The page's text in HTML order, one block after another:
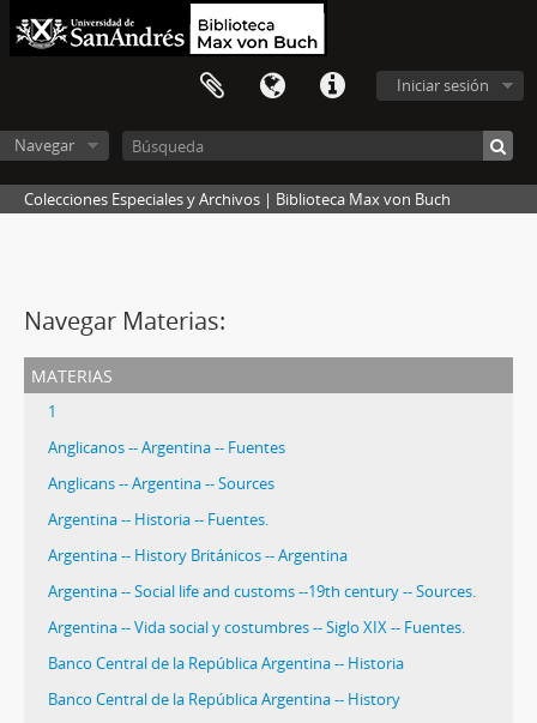
Iniciar sesión
Navegar
Colecciones Especiales y Archivos | Biblioteca Max von Buch
Navegar Materias:
materias
1
Anglicanos -- Argentina -- Fuentes
Anglicans -- Argentina -- Sources
Argentina -- Historia -- Fuentes.
Argentina -- History Británicos -- Argentina
Argentina -- Social life and customs --19th century -- Sources.
Argentina -- Vida social y costumbres -- Siglo XIX -- Fuentes.
Banco Central de la República Argentina -- Historia
Banco Central de la República Argentina -- History